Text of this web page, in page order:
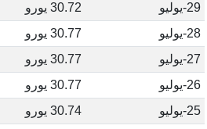
29-يوليو
30.72 يورو
28-يوليو
30.77 يورو
27-يوليو
30.77 يورو
26-يوليو
30.77 يورو
25-يوليو
30.74 يورو